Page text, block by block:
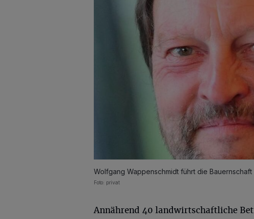
Wolfgang Wappenschmidt führt die Bauernschaft
Foto: privat
Annährend 40 landwirtschaftliche